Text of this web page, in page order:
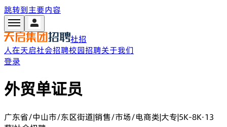
跳转到主要内容
社招
人在天启社会招聘校园招聘关于我们
登录
外贸单证员
广东省/中山市/东区街道|销售/市场/电商类|大专|5K-8K·13